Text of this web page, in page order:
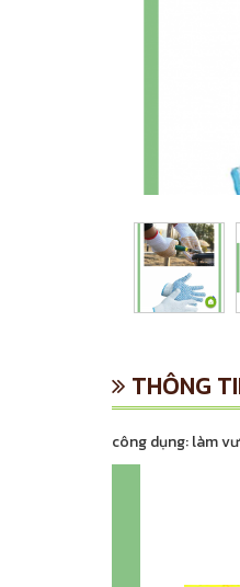
THÔNG
công dụng: làm